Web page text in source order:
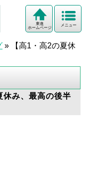
メニュー
東進
ホームページ
»
【高1・高2の夏休
み、最高の後半